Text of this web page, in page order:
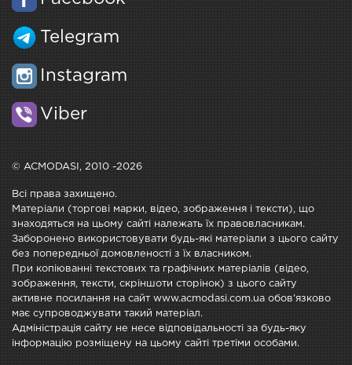
Telegram
Instagram
Viber
© ACMODASI, 2010 -2026
Всі права захищено.
Матеріали (торгові марки, відео, зображення і тексти), що
знаходяться на цьому сайті належать їх правовласникам.
Заборонено використовувати будь-які матеріали з цього сайту
без попередньої домовленості з їх власником.
При копіюванні текстових та графічних матеріалів (відео,
зображення, тексти, скріншоти сторінок) з цього сайту
активне посилання на сайт www.acmodasi.com.ua обов'язково
має супроводжувати такий матеріал.
Адміністрація сайту не несе відповідальності за будь-яку
інформацію розміщену на цьому сайті третіми особами.